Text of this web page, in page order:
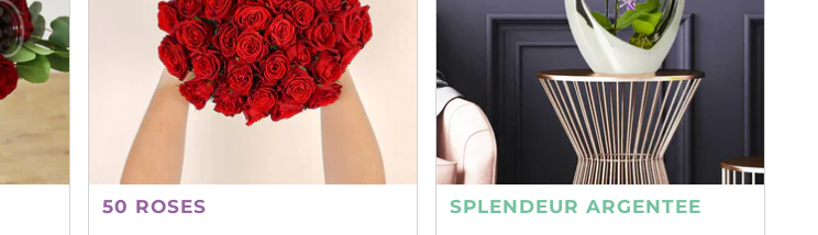
50 ROSES SPLENDEUR ARGENTEE